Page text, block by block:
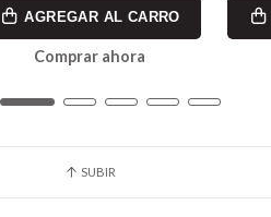
AGREGAR AL CARRO
Comprar ahora
SUBIR